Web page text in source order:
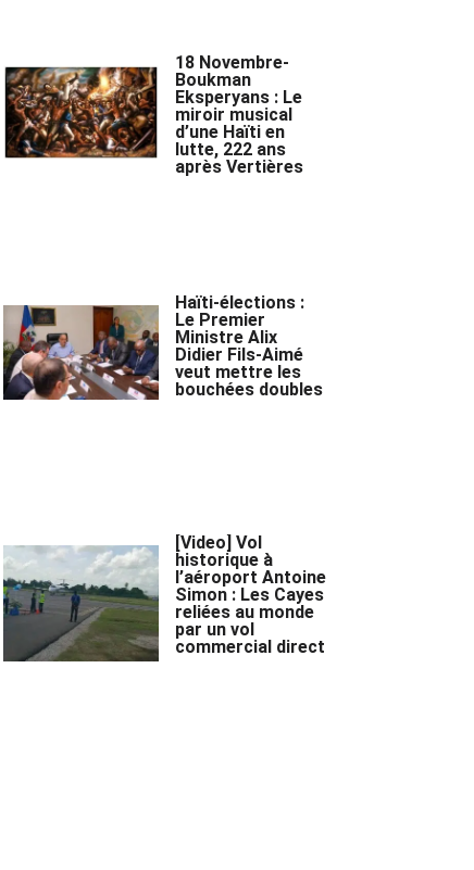
18 Novembre-
Boukman
Eksperyans : Le
miroir musical
d’une Haïti en
lutte, 222 ans
après Vertières
Haïti-élections :
Le Premier
Ministre Alix
Didier Fils-Aimé
veut mettre les
bouchées doubles
[Video] Vol
historique à
l’aéroport Antoine
Simon : Les Cayes
reliées au monde
par un vol
commercial direct